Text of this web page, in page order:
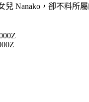
兒 Nanako，卻不料所